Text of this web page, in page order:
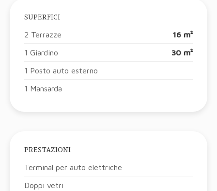
SUPERFICI
2 Terrazze 16 m²
1 Giardino 30 m²
1 Posto auto esterno
1 Mansarda
PRESTAZIONI
Terminal per auto elettriche
Doppi vetri